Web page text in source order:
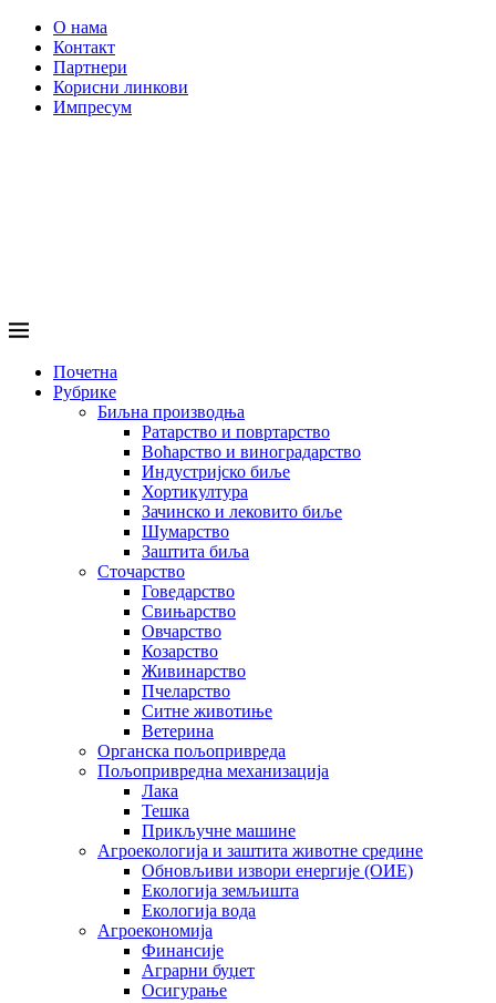
О нама
Контакт
Партнери
Корисни линкови
Импресум
Почетна
Рубрике
Биљна производња
Ратарство и повртарство
Воћарство и виноградарство
Индустријско биље
Хортикултура
Зачинско и лековито биље
Шумарство
Заштита биља
Сточарство
Говедарство
Свињарство
Овчарство
Козарство
Живинарство
Пчеларство
Ситне животиње
Ветерина
Органска пољопривреда
Пољопривредна механизација
Лака
Тешка
Прикључне машине
Агроекологија и заштита животне средине
Обновљиви извори енергије (ОИЕ)
Екологија земљишта
Екологија вода
Агроекономија
Финансије
Аграрни буџет
Осигурање